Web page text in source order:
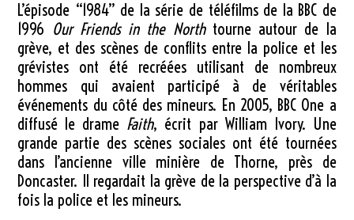
L’épisode “1984” de la série de téléfilms de la BBC de
1996 Our Friends in the Northtourne autour de la
grève, et des scènes de conflits entre la police et les
grévistes ont été recréées utilisant de nombreux
hommes qui avaient participé à de véritables
événements du côté des mineurs. En 2005, BBC One a
diffusé le drame Faith, écrit par William Ivory. Une
grande partie des scènes sociales ont été tournées
dans l’ancienne ville minière de Thorne, près de
Doncaster. Il regardait la grève de la perspective d’à la
fois la police et les mineurs.